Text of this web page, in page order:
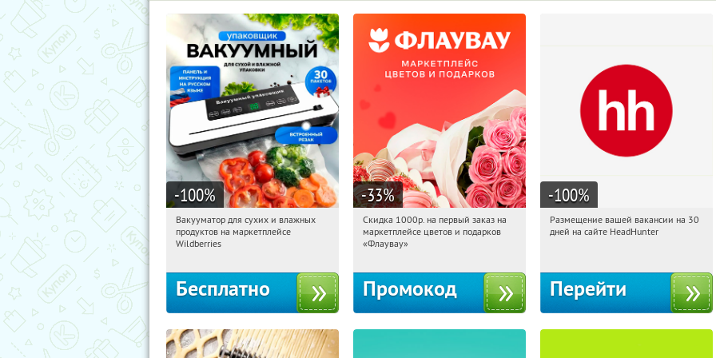
-100%
10:45:15 Получили:197
Россия
Вакууматор для сухих и влажных
продуктов на маркетплейсе
Wildberries
Бесплатно
-33%
10:45:15 Получили:
Россия
Скидка 1000р. на первый заказ на
маркетплейсе цветов и подарков
«Флаувау»
Промокод
-100%
10:45:15 Получили:
Размещение вашей вакансии на 30
дней на сайте HeadHunter
Перейти